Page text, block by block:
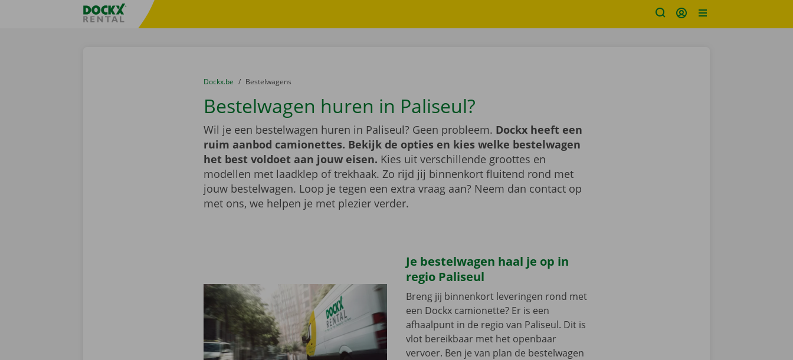
Taalselectie overslaanFratello DEMO
U bevindt zich hier:
van
Dockx.be naar
Bestelwagens
Bestelwagen huren in Paliseul?
Wil je een bestelwagen huren in Paliseul? Geen probleem. Dockx heeft een
ruim aanbod camionettes. Bekijk de opties en kies welke bestelwagen
het best voldoet aan jouw eisen. Kies uit verschillende groottes en
modellen met laadklep of trekhaak. Zo rijd jij binnenkort fluitend rond met
jouw bestelwagen. Loop je tegen een extra vraag aan? Neem dan contact op
met ons, we helpen je met plezier verder.
Je bestelwagen haal je op in
regio Paliseul
Breng jij binnenkort leveringen rond met
een Dockx camionette? Er is een
afhaalpunt in de regio van Paliseul. Dit is
vlot bereikbaar met het openbaar
vervoer. Ben je van plan de bestelwagen